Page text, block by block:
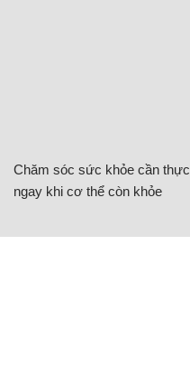
Chăm sóc sức khỏe cần
ngay khi cơ thể còn khỏe